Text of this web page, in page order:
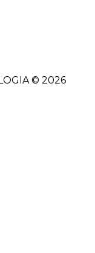
© 2026